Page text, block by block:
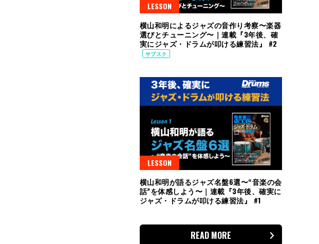
LESSON
横山和明によるジャズの音作り考察〜楽器
選びとチューニング〜｜連載『3年後、確
実にジャズ・ドラムが叩ける練習法』 #2
サブスク
LESSON
横山和明が語るジャズ名盤6選〜“音楽の会
話”を体感しよう〜｜連載『3年後、確実に
ジャズ・ドラムが叩ける練習法』 #1
READ MORE